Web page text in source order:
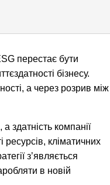
перестає бути
бізнесу.
а через розрив між
здатність компанії
кліматичних
з’являється
в новій